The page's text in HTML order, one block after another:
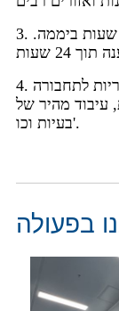
3. קו חם ושירות דוא"ל 7 ימים בשבוע, 24 שעות ביממה.
4. שירותים לאחר המכירה מכל הלב, כולל אחריות לתחבורה
עיבוד מהיר של
בעיות וכו'.